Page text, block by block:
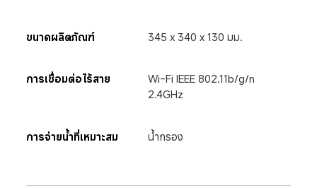
ขนาดผลิตภัณฑ์ 345 x 340 x 130 มม.
การเชื่อมต่อไร้สาย
Wi-Fi IEEE 802.11b/g/n
2.4GHz
การจ่ายน้ำที่เหมาะสม น้ำกรอง